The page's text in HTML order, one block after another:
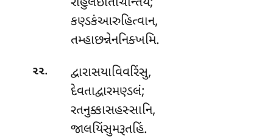
કણ્ડકંઆરુહિત્વાન,
તમ્હાછન્નેનનિક્ખમિ.
૨૨. દ્વારાસયાવિવરિંસુ,
દેવતાદ્વારમણ્ડલં;
રતનુક્કાસહસ્સાનિ,
જાલયિંસુમરૂતહિં.